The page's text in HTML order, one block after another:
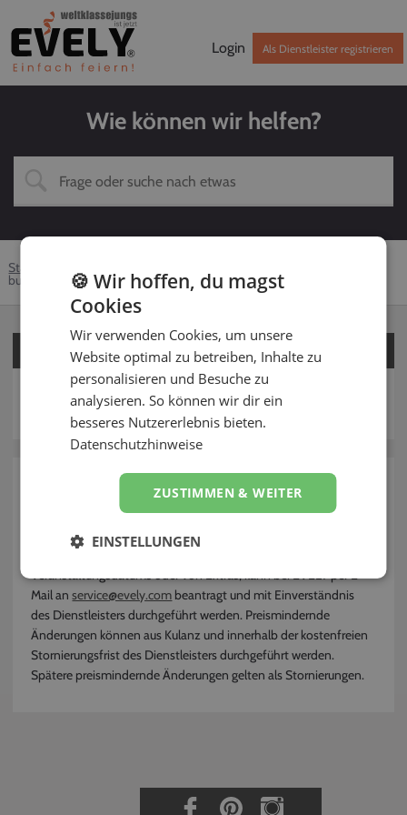
Login Als Dienstleister registrieren
Wie können wir helfen?
Startseite
buchung-aendern
Für Kunden
Für Dienstleister
Veranstaltungsdatums oder von Extras, kann bei EVELY per E-
Mail anservice@evely.com beantragt und mit Einverständnis
des Dienstleisters durchgeführt werden. Preismindernde
Änderungen können aus Kulanz und innerhalb der kostenfreien
Stornierungsfrist des Dienstleisters durchgeführt werden.
Spätere preismindernde Änderungen gelten als Stornierungen.
🍪 Wir hoffen, du magst
Cookies
Wir verwenden Cookies, um unsere
Website optimal zu betreiben, Inhalte zu
personalisieren und Besuche zu
analysieren. So können wir dir ein
besseres Nutzererlebnis bieten.
Datenschutzhinweise
ZUSTIMMEN & WEITER
EINSTELLUNGEN